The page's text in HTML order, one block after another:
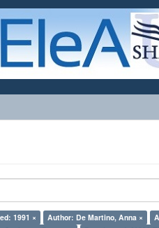
1991 × Author: De Martino, Anna ×